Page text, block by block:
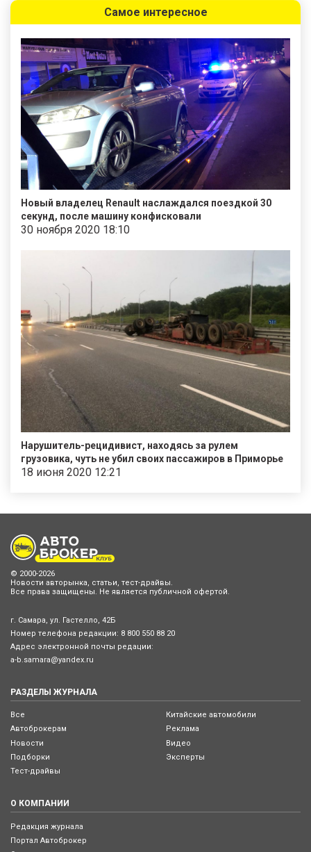
Самое интересное
Новый владелец Renault наслаждался поездкой 30
секунд, после машину конфисковали
30 ноября 2020 18:10
Нарушитель-рецидивист, находясь за рулем
грузовика, чуть не убил своих пассажиров в Приморье
18 июня 2020 12:21
© 2000-2026
Новости авторынка, статьи, тест-драйвы.
Все права защищены. Не является публичной офертой.
г. Самара, ул. Гастелло, 42Б
Номер телефона редакции: 8 800 550 88 20
Адрес электронной почты редации:
a-b.samara@yandex.ru
РАЗДЕЛЫ ЖУРНАЛА
Все
Автоброкерам
Новости
Подборки
Тест-драйвы
Китайские автомобили
Реклама
Видео
Эксперты
О КОМПАНИИ
Редакция журнала
Портал Автоброкер